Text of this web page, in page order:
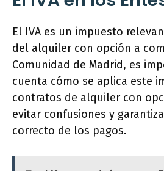
El IVA es un impuesto
del alquiler con opción a
Comunidad de Madrid, es
cuenta cómo se aplica este
contratos de alquiler con
evitar confusiones y
correcto de los pagos.